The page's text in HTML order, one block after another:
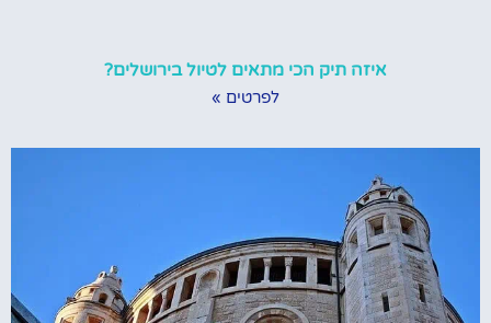
איזה תיק הכי מתאים לטיול בירושלים?
לפרטים »